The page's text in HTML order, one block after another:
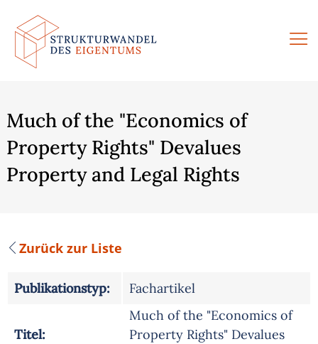
Zum
Inhalt
springen
Much of the "Economics of
Property Rights" Devalues
Property and Legal Rights
Zurück zur Liste
Publikationstyp: Fachartikel
Titel:
Much of the "Economics of
Property Rights" Devalues